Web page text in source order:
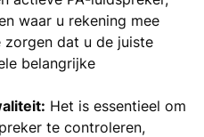
waar u rekening mee
dat u de juiste
belangrijke
Het is essentieel om
te controleren,